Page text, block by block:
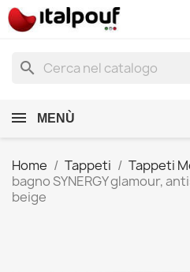
search
MENÙ
Home Tappeti Tappeti
bagno SYNERGY glamour,
beige